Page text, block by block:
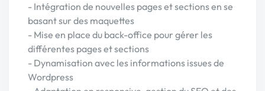
- Intégration de nouvelles pages et sections en se
basant sur des maquettes
- Mise en place du back-office pour gérer les
différentes pages et sections
- Dynamisation avec les informations issues de
Wordpress